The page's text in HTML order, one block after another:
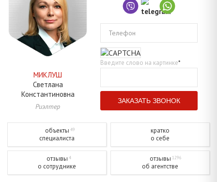
МИКЛУШ
Светлана
Константиновна
Риэлтер
Телефон
Введите слово на картинке*
объекты 49
специалиста
кратко
о себе
отзывы 4
о сотруднике
отзывы 1296
об агентстве